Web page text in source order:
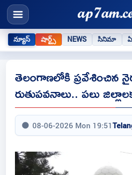
న్యూస్ షార్ట్స్ NEWS సినిమా
తెలంగాణలోకి ప్రవేశించిన
రుతుపవనాలు.. పలు
08-06-2026 Mon 19:51